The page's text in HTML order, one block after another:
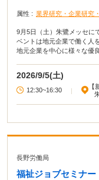
属性 : 業界研究・企業研究
9月5日（土）朱鷺メッセに
ベントは地元企業で働く人
地元企業を中心に様々な優
2026/9/5(土)
12:30~16:30 |
【
長野労働局
福祉ジョブセミナ